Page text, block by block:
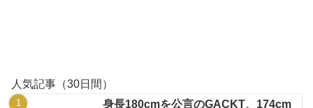
人気記事（30日間）
身長180cmを公言のGACKT、174cm